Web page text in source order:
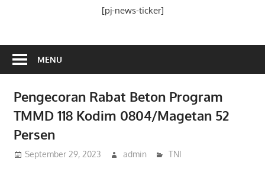
[pj-news-ticker]
MENU
Pengecoran Rabat Beton Program
TMMD 118 Kodim 0804/Magetan 52
Persen
September 29, 2023 admin TNI